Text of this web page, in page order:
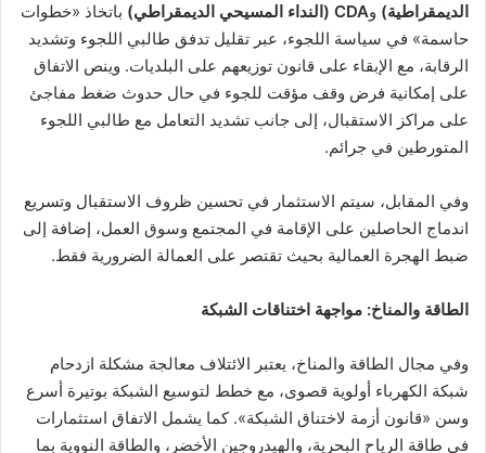
الديمقراطية) وCDA (النداء المسيحي الديمقراطي)
باتخاذ «خطوات
حاسمة» في سياسة اللجوء، عبر تقليل تدفق طالبي اللجوء وتشديد
الرقابة، مع الإبقاء على قانون توزيعهم على البلديات. وينص الاتفاق
على إمكانية فرض وقف مؤقت للجوء في حال حدوث ضغط مفاجئ
على مراكز الاستقبال، إلى جانب تشديد التعامل مع طالبي اللجوء
المتورطين في جرائم.
وفي المقابل، سيتم الاستثمار في تحسين ظروف الاستقبال وتسريع
اندماج الحاصلين على الإقامة في المجتمع وسوق العمل، إضافة إلى
ضبط الهجرة العمالية بحيث تقتصر على العمالة الضرورية فقط.
الطاقة والمناخ: مواجهة اختناقات الشبكة
وفي مجال الطاقة والمناخ، يعتبر الائتلاف معالجة مشكلة ازدحام
شبكة الكهرباء أولوية قصوى، مع خطط لتوسيع الشبكة بوتيرة أسرع
وسن «قانون أزمة لاختناق الشبكة». كما يشمل الاتفاق استثمارات
في طاقة الرياح البحرية، والهيدروجين الأخضر، والطاقة النووية بما